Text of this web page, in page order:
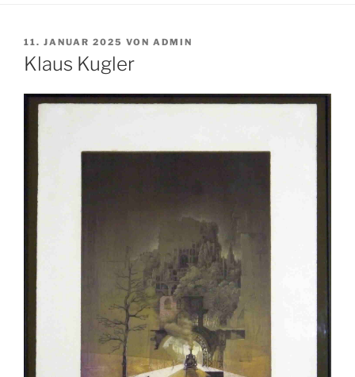
VERÖFFENTLICHT
AM
11. JANUAR 2025 VON ADMIN
Klaus Kugler